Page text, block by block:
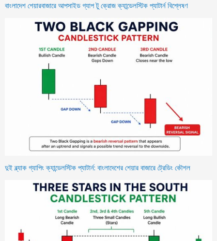
বাংলাদেশ শেয়ারবাজারে আপসাইড গ্যাপ টু ক্রোজ ক্যান্ডেলস্টিক প্যাটার্ন বিশ্লেষণ
দুই ব্ল্যাক গ্যাপিং ক্যান্ডেলস্টিক প্যাটার্ন: বাংলাদেশের শেয়ার বাজারে ট্রেডিং কৌশল